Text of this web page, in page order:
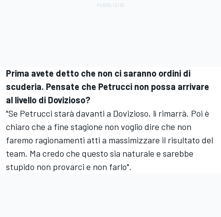
Prima avete detto che non ci saranno ordini di
scuderia. Pensate che Petrucci non possa arrivare
al livello di Dovizioso?
"Se Petrucci starà davanti a Dovizioso, lì rimarrà. Poi è
chiaro che a fine stagione non voglio dire che non
faremo ragionamenti atti a massimizzare il risultato del
team. Ma credo che questo sia naturale e sarebbe
stupido non provarci e non farlo".